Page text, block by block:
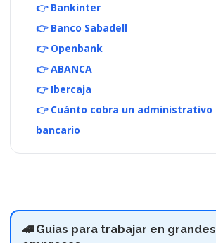
👉 Bankinter
👉 Banco Sabadell
👉 Openbank
👉 ABANCA
👉 Ibercaja
👉 Cuánto cobra un administrativo
bancario
🚄 Guías para trabajar en grandes